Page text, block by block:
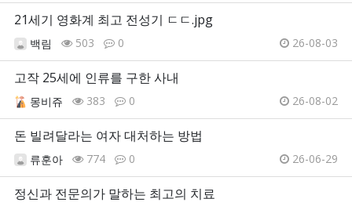
21세기 영화계 최고 전성기 ㄷㄷ.jpg
백림 503 0 26-08-03
고작 25세에 인류를 구한 사내
몽비쥬 383 0 26-08-02
돈 빌려달라는 여자 대처하는 방법
류훈아 774 0 26-06-29
정신과 전문의가 말하는 최고의 치료